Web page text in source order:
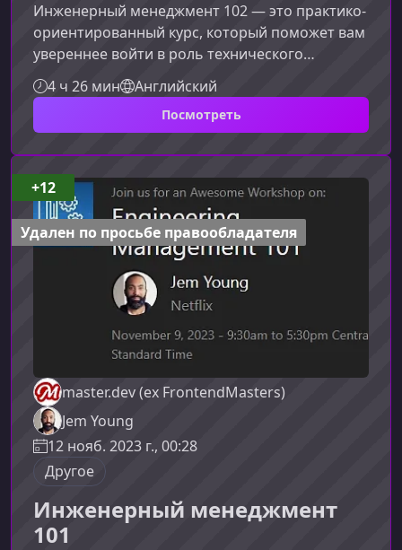
Инженерный менеджмент 102 — это практико-
ориентированный курс, который поможет вам
увереннее войти в роль технического
руководителя. Вы узнаете, как формировать
собственный стиль лидерства, эффективно
взаимодействовать с командой и выстраивать
процессы, обеспечивающие высокий уровень
результативности. Курс подходит тем, кто
стремится развиваться в управлении
инженерными командами и хочет понять, что
значит быть сильным, осознанным и
стратегически
4 ч 26 мин Английский
Посмотреть
master.dev (ex FrontendMasters)
Jem Young
12 нояб. 2023 г., 00:28
Другое
Инженерный менеджмент
101
+12
Удален по просьбе правообладателя